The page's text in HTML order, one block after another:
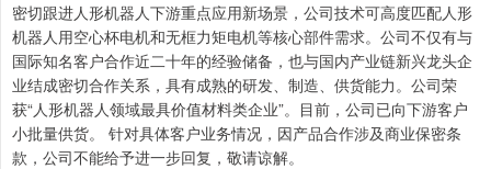
密切跟进人形机器人下游重点应用新场景，公司技术可高度匹配人形
机器人用空心杯电机和无框力矩电机等核心部件需求。公司不仅有与
国际知名客户合作近二十年的经验储备，也与国内产业链新兴龙头企
业结成密切合作关系，具有成熟的研发、制造、供货能力。公司荣
获“人形机器人领域最具价值材料类企业”。目前，公司已向下游客户
小批量供货。 针对具体客户业务情况，因产品合作涉及商业保密条
款，公司不能给予进一步回复，敬请谅解。